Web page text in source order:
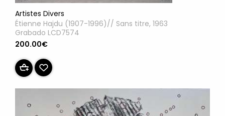
Artistes Divers
Étienne Hajdu (1907-1996)// Sans titre, 1963
Grabado LCD7574
200.00€